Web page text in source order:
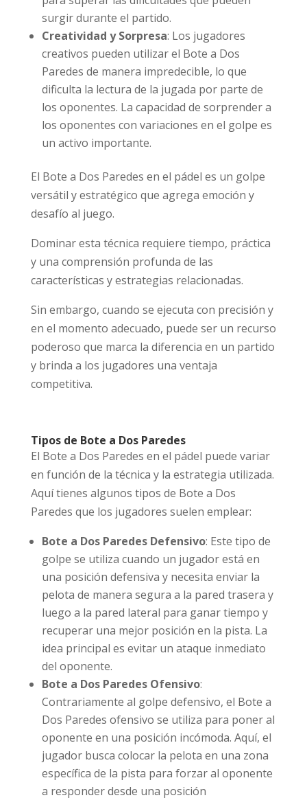
surgir durante el partido.
Creatividad y Sorpresa: Los jugadores
creativos pueden utilizar el Bote a Dos
Paredes de manera impredecible, lo que
dificulta la lectura de la jugada por parte de
los oponentes. La capacidad de sorprender a
los oponentes con variaciones en el golpe es
un activo importante.
El Bote a Dos Paredes en el pádel es un golpe
versátil y estratégico que agrega emoción y
desafío al juego.
Dominar esta técnica requiere tiempo, práctica
y una comprensión profunda de las
características y estrategias relacionadas.
Sin embargo, cuando se ejecuta con precisión y
en el momento adecuado, puede ser un recurso
poderoso que marca la diferencia en un partido
y brinda a los jugadores una ventaja
competitiva.
Tipos de Bote a Dos Paredes
El Bote a Dos Paredes en el pádel puede variar
en función de la técnica y la estrategia utilizada.
Aquí tienes algunos tipos de Bote a Dos
Paredes que los jugadores suelen emplear:
Bote a Dos Paredes Defensivo: Este tipo de
golpe se utiliza cuando un jugador está en
una posición defensiva y necesita enviar la
pelota de manera segura a la pared trasera y
luego a la pared lateral para ganar tiempo y
recuperar una mejor posición en la pista. La
idea principal es evitar un ataque inmediato
del oponente.
Bote a Dos Paredes Ofensivo:
Contrariamente al golpe defensivo, el Bote a
Dos Paredes ofensivo se utiliza para poner al
oponente en una posición incómoda. Aquí, el
jugador busca colocar la pelota en una zona
específica de la pista para forzar al oponente
a responder desde una posición